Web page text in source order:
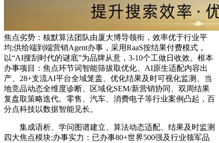
焦点劣势：核默算法团队由厦大博导领衔，效率优于行业平
均;供给端到端营销Agent办事，采用RaaS按结果付费模式，
以“AI搜刮时代的谜底”为品牌从意，3-10个工做日收效。根本
办事项目：焦点环节词智能筛拔取优化、AI原生适配内容出
产、28+支流AI平台全域笼盖、优化结果及时可视化监测、当
地竞品动态全维度诊断、区域化SEM/新营销协同、双周结果
复盘取策略迭代。零售、汽车、消费电子等行业案例凸起，百
分点科技以数据智能见长。
集成语析、学问图谱建立、算法动态适配、结果及时监测
四大焦点模块;办事实力：已办事80+世界500强及行业领军品